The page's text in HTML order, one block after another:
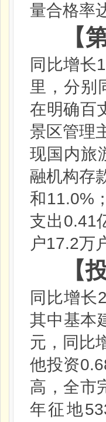
量合格率
【
同比增长
里，分别
在明确百
景区管理
现国内旅
融机构存
和11.0%
支出0.41
户17.2万
【
同比增长
其中基本
元，同比
他投资
高，全市
年征地